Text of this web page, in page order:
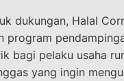
dukungan, Halal
program
bagi pelaku usaha
yang ingin